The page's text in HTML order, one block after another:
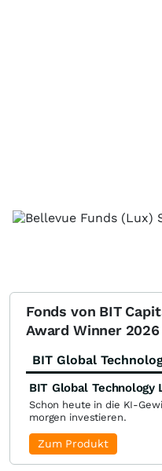
Fonds von BIT
Award Winner 2026
BIT Global
BIT Global Technology
Schon heute in die KI-
morgen investieren.
Zum Produkt